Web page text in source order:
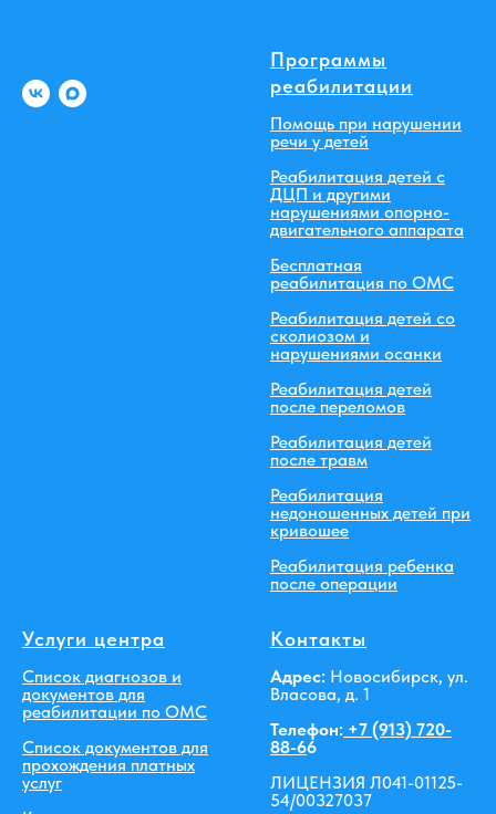
Программы
реабилитации
Помощь при нарушении
речи у детей
Реабилитация детей с
ДЦП и другими
нарушениями опорно-
двигательного аппарата
Бесплатная
реабилитация по ОМС
Реабилитация детей со
сколиозом и
нарушениями осанки
Реабилитация детей
после переломов
Реабилитация детей
после травм
Реабилитация
недоношенных детей при
кривошее
Реабилитация ребенка
после операции
Услуги центра
Список диагнозов и
документов для
реабилитации по ОМС
Список документов для
прохождения платных
услуг
Контакты
Адрес: Новосибирск, ул.
Власова, д. 1
Телефон: +7 (913) 720-
88-66
ЛИЦЕНЗИЯ Л041-01125-
54/00327037